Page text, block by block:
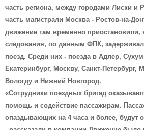
часть региона, между городами Лиски и
часть магистрали Москва - Ростов-на-
движение там временно приостановили,
следования, по данным ФПК,
поезд. Среди них - поезда в Адлер,
Екатеринбург, Москву, Санкт-Петербург,
Вологду и Нижний Новгород.
«Сотрудники поездных бригад
помощь и содействие пассажирам.
опаздывающих на 4 часа и более, будут